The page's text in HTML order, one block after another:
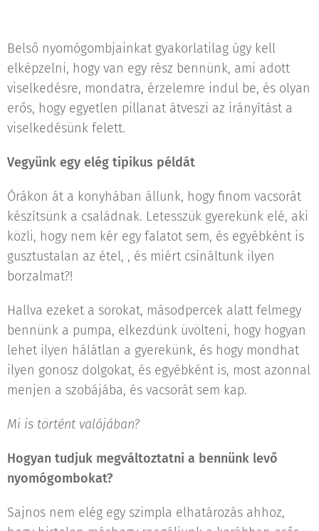
Belső nyomógombjainkat gyakorlatilag úgy kell
elképzelni, hogy van egy rész bennünk, ami adott
viselkedésre, mondatra, érzelemre indul be, és olyan
erős, hogy egyetlen pillanat átveszi az irányítást a
viselkedésünk felett.
Vegyünk egy elég tipikus példát
Órákon át a konyhában állunk, hogy finom vacsorát
készítsünk a családnak. Letesszük gyerekünk elé, aki
közli, hogy nem kér egy falatot sem, és egyébként is
gusztustalan az étel, , és miért csináltunk ilyen
borzalmat?!
Hallva ezeket a sorokat, másodpercek alatt felmegy
bennünk a pumpa, elkezdünk üvölteni, hogy hogyan
lehet ilyen hálátlan a gyerekünk, és hogy mondhat
ilyen gonosz dolgokat, és egyébként is, most azonnal
menjen a szobájába, és vacsorát sem kap.
Mi is történt valójában?
Hogyan tudjuk megváltoztatni a bennünk levő
nyomógombokat?
Sajnos nem elég egy szimpla elhatározás ahhoz,